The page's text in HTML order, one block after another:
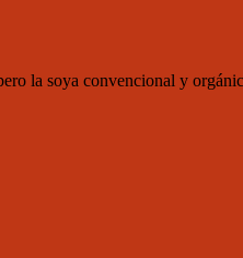
la soya convencional y